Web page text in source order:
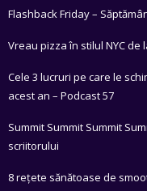
Flashback Friday –
Vreau pizza în stilul NYC de
Cele 3 lucruri pe care le
acest an – Podcast 57
Summit Summit Summit
scriitorului
8 rețete sănătoase de